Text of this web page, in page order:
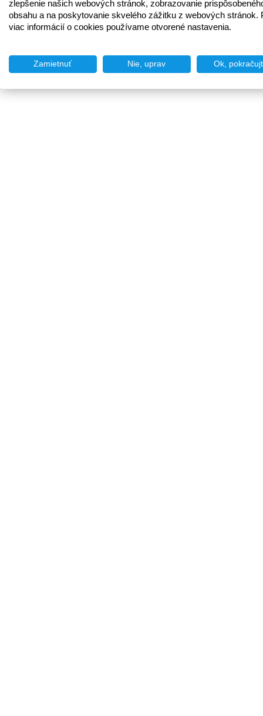
zlepšenie našich webových stránok, zobrazovanie
obsahu a na poskytovanie skvelého zážitku z webových stránok.
viac informácií o cookies používame otvorené nastavenia.
Zamietnuť Nie, uprav Ok,